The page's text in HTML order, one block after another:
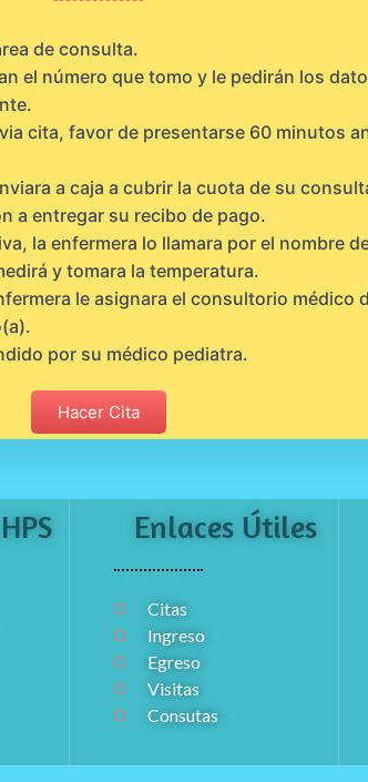
de consulta.
el número que tomo y le pedirán los
cita, favor de presentarse 60 minutos
a caja a cubrir la cuota de su
a entregar su recibo de pago.
la enfermera lo llamara por el nombre
y tomara la temperatura.
le asignara el consultorio médico
por su médico pediatra.
Hacer Cita
Enlaces Útiles
Citas
Ingreso
Egreso
Visitas
Consutas